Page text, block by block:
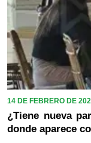
14 DE FEBRERO DE
¿Tiene nueva
donde aparece